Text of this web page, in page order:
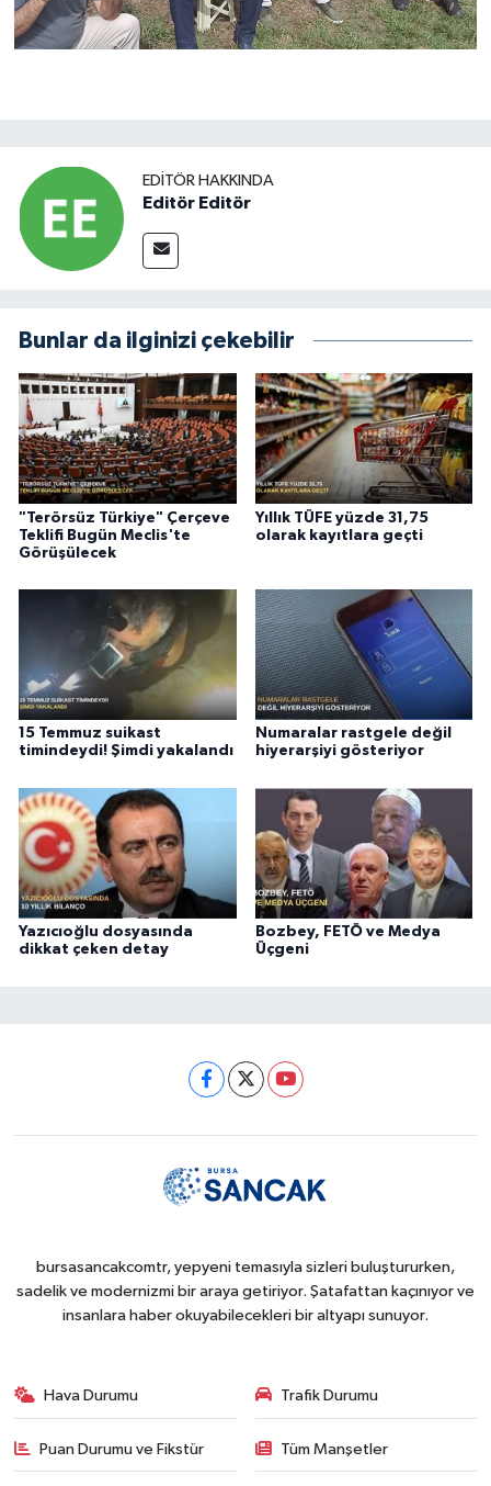
EDITÖR HAKKINDA
Editör Editör
Bunlar da ilginizi çekebilir
"Terörsüz Türkiye" Çerçeve
Teklifi Bugün Meclis'te
Görüşülecek
Yıllık TÜFE yüzde 31,75
olarak kayıtlara geçti
15 Temmuz suikast
timindeydi! Şimdi yakalandı
Numaralar rastgele değil
hiyerarşiyi gösteriyor
Yazıcıoğlu dosyasında
dikkat çeken detay
Bozbey, FETÖ ve Medya
Üçgeni
bursasancakcomtr, yepyeni temasıyla sizleri buluştururken,
sadelik ve modernizmi bir araya getiriyor. Şatafattan kaçınıyor ve
insanlara haber okuyabilecekleri bir altyapı sunuyor.
Hava Durumu Trafik Durumu
Puan Durumu ve Fikstür Tüm Manşetler